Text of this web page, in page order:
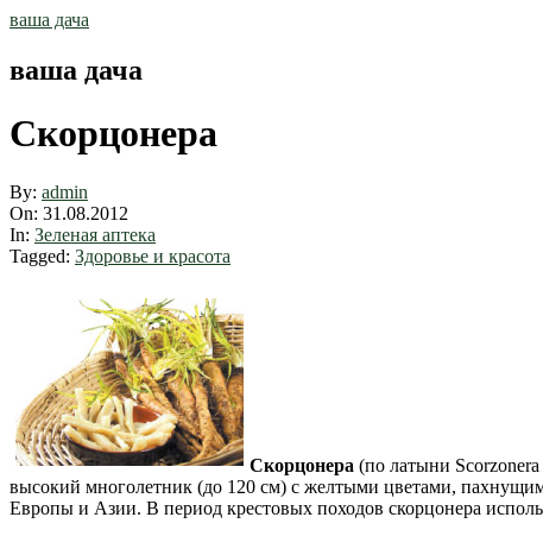
Skip
ваша дача
ваша дача
Скорцонера
By: admin
On: 31.08.2012
In: Зеленая аптека
Tagged: Здоровье и красота
Скорцонера (по латыни Scorzonera
высокий многолетник (до 120 см) с желтыми цветами,
Европы и Азии. В период крестовых походов скорцонера